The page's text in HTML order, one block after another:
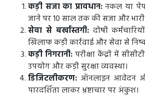
कड़ी सजा का प्रावधान:नकल या
जाने पर 10 साल तक की सजा और भारी
सेवा से बर्खास्तगी:दोषी
खिलाफ कड़ी कार्रवाई और सेवा से
कड़ी निगरानी:परीक्षा केंद्रों में
उपयोग और कड़ी सुरक्षा व्यवस्था।
डिजिटलीकरण: ऑनलाइन आवेदन
पारदर्शिता लाकर भ्रष्टाचार पर अंकुश।